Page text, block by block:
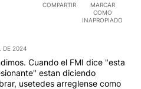
COMPARTIR
MARCAR
COMO
INAPROPIADO
DE 2024
Cuando el FMI dice "esta
estan diciendo
usetedes arreglense como